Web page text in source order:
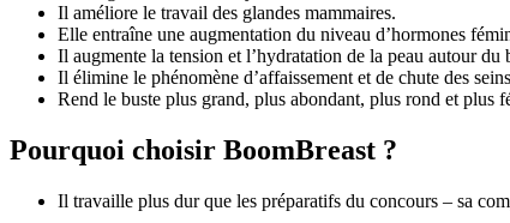
Il améliore le travail des glandes mammaires.
Elle entraîne une augmentation du niveau d’hormones
Il augmente la tension et l’hydratation de la peau autour du
Il élimine le phénomène d’affaissement et de chute des
Rend le buste plus grand, plus abondant, plus rond et plus
Pourquoi choisir BoomBreast ?
Il travaille plus dur que les préparatifs du concours – sa